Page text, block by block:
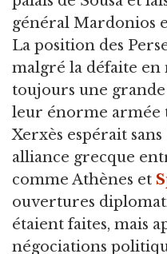
général Mardonios
La position des
malgré la défaite
toujours une
leur énorme armée
Xerxès espérait
alliance grecque
comme Athènes et
ouvertures
étaient faites, mais
négociations